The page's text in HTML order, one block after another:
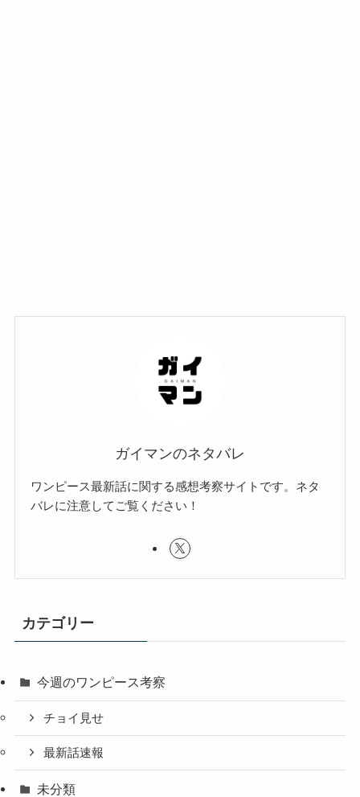
ガイマンのネタバレ
ワンピース最新話に関する感想考察サイトです。ネタ
バレに注意してご覧ください！
カテゴリー
今週のワンピース考察
チョイ見せ
最新話速報
未分類